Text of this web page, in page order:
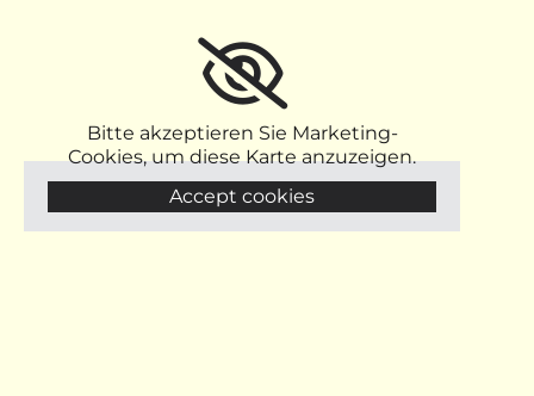
Bitte akzeptieren Sie Marketing-
Cookies, um diese Karte anzuzeigen.
Accept cookies